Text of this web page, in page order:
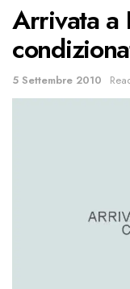
Arrivata a
5 Settembre 2010